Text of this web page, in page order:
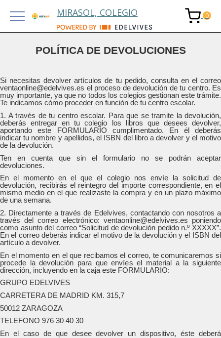
MIRASOL, COLEGIO
POLÍTICA DE DEVOLUCIONES
Si necesitas devolver artículos de tu pedido, consulta en el correo
ventaonline@edelvives.es el proceso de devolución de tu centro. Es
muy importante, ya que no todos los colegios gestionan este trámite.
Te indicamos cómo proceder en función de tu centro escolar.
1. A través de tu centro escolar. Para que se tramite la devolución,
deberás entregar en tu colegio los libros que desees devolver,
aportando este FORMULARIO cumplimentado. En él deberás
indicar tu nombre y apellidos, el ISBN del libro a devolver y el motivo
de la devolución.
Ten en cuenta que sin el formulario no se podrán aceptar
devoluciones.
En el momento en el que el colegio nos envíe la solicitud de
devolución, recibirás el reintegro del importe correspondiente, en el
mismo medio en el que realizaste la compra y en un plazo máximo
de una semana.
2. Directamente a través de Edelvives, contactando con nosotros a
través del correo electrónico: ventaonline@edelvives.es poniendo
como asunto del correo “Solicitud de devolución pedido n.º XXXXX”.
En el correo deberás indicar el motivo de la devolución y el ISBN del
artículo a devolver.
En el momento en el que recibamos el correo, te comunicaremos si
procede la devolución para que envíes el material a la siguiente
dirección, incluyendo en la caja este FORMULARIO:
GRUPO EDELVIVES
CARRETERA DE MADRID KM. 315,7
50012 ZARAGOZA
TELEFONO 976 30 40 30
En el caso de que desee devolver un dispositivo, éste deberá